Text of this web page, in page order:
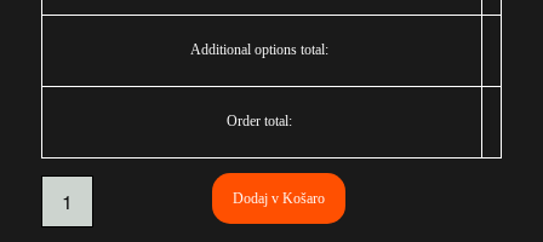
Additional options total:
Order total:
Dodaj v Košaro